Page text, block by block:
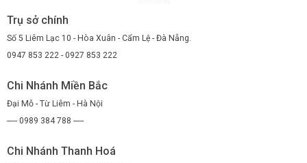
Trụ sở chính
Số 5 Liêm Lạc 10 - Hòa Xuân - Cẩm Lệ - Đà Nẵng.
0947 853 222 - 0927 853 222
Chi Nhánh Miền Bắc
Đại Mỗ - Từ Liêm - Hà Nội
----- 0989 384 788 -----
Chi Nhánh Thanh Hoá